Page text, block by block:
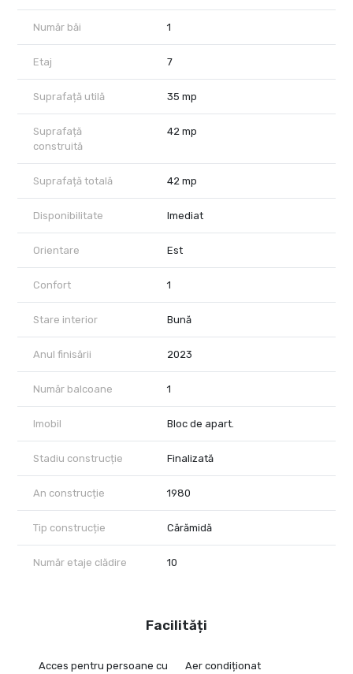
Număr băi 1
Etaj 7
Suprafață utilă 35 mp
Suprafață
construită
42 mp
Suprafață totală 42 mp
Disponibilitate Imediat
Orientare Est
Confort 1
Stare interior Bună
Anul finisării 2023
Număr balcoane 1
Imobil Bloc de apart.
Stadiu construcție Finalizată
An construcție 1980
Tip construcție Cărămidă
Număr etaje clădire 10
Facilități
Acces pentru persoane cu Aer condiționat